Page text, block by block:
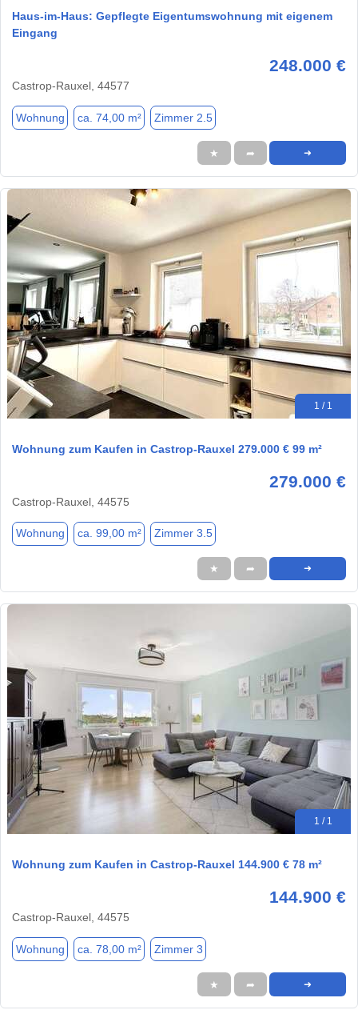
Haus-im-Haus: Gepflegte Eigentumswohnung mit eigenem
Eingang
248.000 €
Castrop-Rauxel, 44577
Wohnung ca. 74,00 m² Zimmer 2.5
★ ➦ ➜
1 / 1
Wohnung zum Kaufen in Castrop-Rauxel 279.000 € 99 m²
279.000 €
Castrop-Rauxel, 44575
Wohnung ca. 99,00 m² Zimmer 3.5
★ ➦ ➜
1 / 1
Wohnung zum Kaufen in Castrop-Rauxel 144.900 € 78 m²
144.900 €
Castrop-Rauxel, 44575
Wohnung ca. 78,00 m² Zimmer 3
★ ➦ ➜